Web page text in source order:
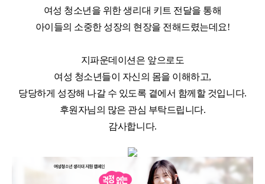
여성 청소년을 위한 생리대 키트 전달을 통해
아이들의 소중한 성장의 현장을 전해드렸는데요!
지파운데이션은 앞으로도
여성 청소년들이 자신의 몸을 이해하고,
당당하게 성장해 나갈 수 있도록 곁에서 함께할 것입니다.
후원자님의 많은 관심 부탁드립니다.
감사합니다.